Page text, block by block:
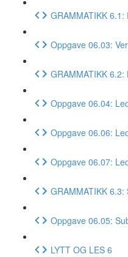
GRAMMATIKK
Oppgave 06.03:
GRAMMATIKK
Oppgave 06.04:
Oppgave 06.06:
Oppgave 06.07:
GRAMMATIKK
Oppgave 06.05:
LYTT OG LES 6